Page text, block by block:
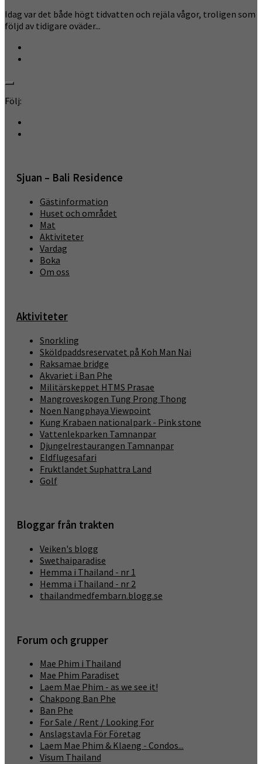
Idag var det både högt tidvatten och rejäla vågor, troligen som
följd av tidigare oväder...
Följ:
Sjuan – Bali Residence
Gästinformation
Huset och området
Mat
Aktiviteter
Vardag
Boka
Om oss
Aktiviteter
Snorkling
Sköldpaddsreservatet på Koh Man Nai
Raksamae bridge
Akvariet i Ban Phe
Militärskeppet HTMS Prasae
Mangroveskogen Tung Prong Thong
Noen Nangphaya Viewpoint
Kung Krabaen nationalpark - Pink stone
Vattenlekparken Tamnanpar
Djungelrestaurangen Tamnanpar
Eldflugesafari
Fruktlandet Suphattra Land
Golf
Bloggar från trakten
Veiken's blogg
Swethaiparadise
Hemma i Thailand - nr 1
Hemma i Thailand - nr 2
thailandmedfembarn.blogg.se
Forum och grupper
Mae Phim i Thailand
Mae Phim Paradiset
Laem Mae Phim - as we see it!
Chakpong Ban Phe
Ban Phe
For Sale / Rent / Looking For
Anslagstavla För Företag
Laem Mae Phim & Klaeng - Condos...
Visum Thailand